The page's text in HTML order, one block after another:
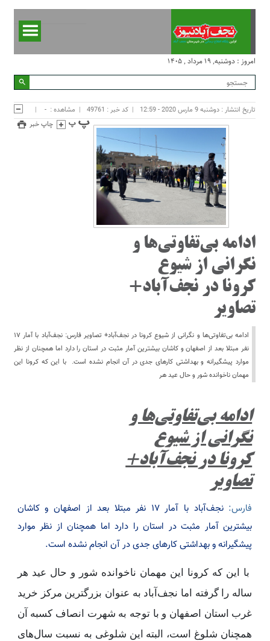
امروز : دوشنبه, ۱۹ مرداد , ۱۴۰۵
تاریخ انتشار : دوشنبه 9 مارس 2020 - 12:59 کد خبر : 49761 مشاهده : -
چاپ خبر
ادامه بی‌تفاوتی‌ها و
نگرانی از شیوع
کرونا در نجف‌آباد+
تصاویر
ادامه بی‌تفاوتی‌ها و نگرانی از شیوع کرونا در نجف‌آباد+ تصاویر فارس: نجف‌آباد با آمار ۱۷
نفر مبتلا بعد از اصفهان و کاشان بیشترین آمار مثبت در استان را دارد اما همچنان از نظر
موارد پیشگیرانه و بهداشتی کارهای جدی در آن انجام نشده است. با این که ‌کرونا این
مهمان ناخوانده شور و حال عید هر
ادامه بی‌تفاوتی‌ها و
نگرانی از شیوع
کرونا در نجف‌آباد+
تصاویر
فارس:
نجف‌آباد با آمار ۱۷ نفر مبتلا بعد از اصفهان و کاشان
بیشترین آمار مثبت در استان را دارد اما همچنان از نظر موارد
پیشگیرانه و بهداشتی کارهای جدی در آن انجام نشده است.
با این که ‌کرونا این مهمان ناخوانده شور و حال عید هر
ساله را گرفته اما نجف‌آباد به عنوان بزرگترین مرکز خرید
غرب استان اصفهان و با توجه به شهرت انصاف کسبه آن
همچنان شلوغ است، البته این شلوغی به نسبت سال‌های